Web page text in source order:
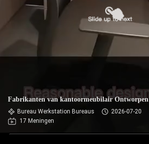
Fabrikanten van kantoormeubilair Ontworpen
Bureau Werkstation Bureaus
2026-07-20
17 Meningen